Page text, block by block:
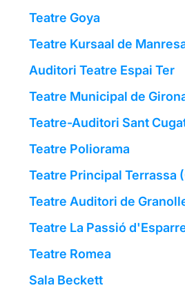
Teatre Goya
Teatre Kursaal de
Auditori Teatre Espai Ter
Teatre Municipal de
Teatre-Auditori Sant
Teatre Poliorama
Teatre Principal Terrassa
Teatre Auditori de
Teatre La Passió
Teatre Romea
Sala Beckett